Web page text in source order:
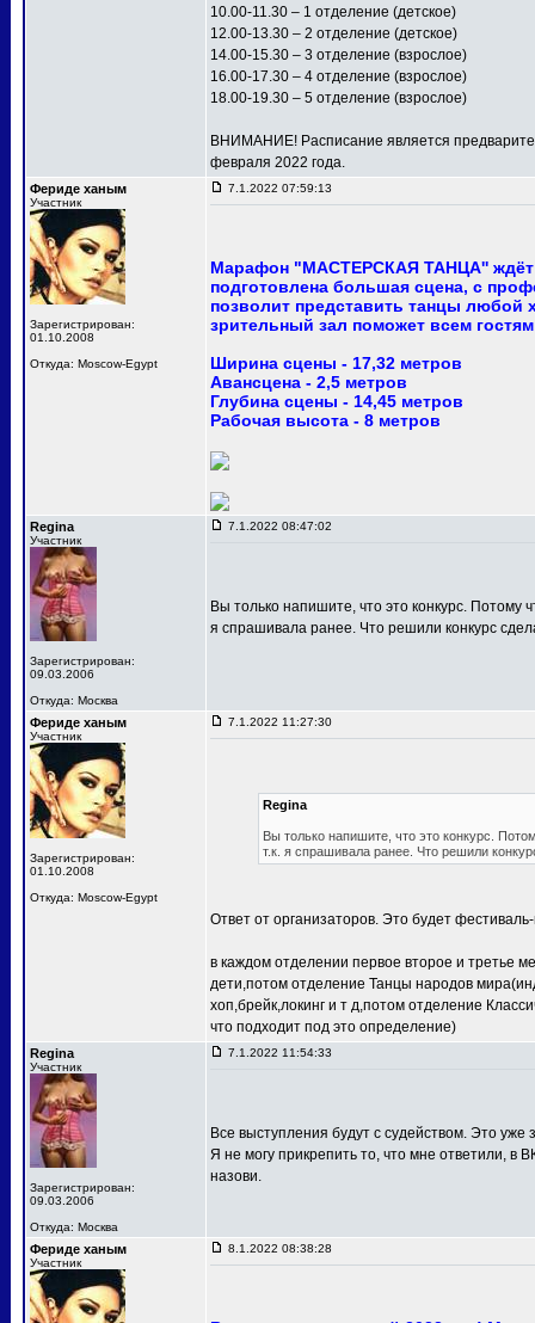
10.00-11.30 – 1 отделение (детское)
12.00-13.30 – 2 отделение (детское)
14.00-15.30 – 3 отделение (взрослое)
16.00-17.30 – 4 отделение (взрослое)
18.00-19.30 – 5 отделение (взрослое)
ВНИМАНИЕ! Расписание является
февраля 2022 года.
Фериде ханым
Участник
Зарегистрирован:
01.10.2008
Откуда: Moscow-Egypt
7.1.2022 07:59:13
Марафон "МАСТЕРСКАЯ ТАНЦА'' ждёт
подготовлена большая сцена, с
позволит представить танцы
зрительный зал поможет всем
Ширина сцены - 17,32 метров
Авансцена - 2,5 метров
Глубина сцены - 14,45 метров
Рабочая высота - 8 метров
Regina
Участник
Зарегистрирован:
09.03.2006
Откуда: Москва
7.1.2022 08:47:02
Вы только напишите, что это конкурс. Потому
я спрашивала ранее. Что решили конкурс
Фериде ханым
Участник
Зарегистрирован:
01.10.2008
Откуда: Moscow-Egypt
7.1.2022 11:27:30
Regina
Вы только напишите, что это конкурс.
т.к. я спрашивала ранее. Что решили
Ответ от организаторов. Это будет фестиваль-
в каждом отделении первое второе и третье
дети,потом отделение Танцы народов
хоп,брейк,локинг и т д,потом отделение
что подходит под это определение)
Regina
Участник
Зарегистрирован:
09.03.2006
Откуда: Москва
7.1.2022 11:54:33
Все выступления будут с судейством. Это уже
Я не могу прикрепить то, что мне ответили, в
назови.
Фериде ханым
Участник
8.1.2022 08:38:28